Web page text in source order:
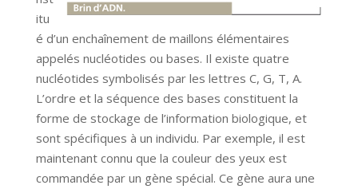
itu
é d’un enchaînement de maillons élémentaires
appelés nucléotides ou bases. Il existe quatre
nucléotides symbolisés par les lettres C, G, T, A.
L’ordre et la séquence des bases constituent la
forme de stockage de l’information biologique, et
sont spécifiques à un individu. Par exemple, il est
maintenant connu que la couleur des yeux est
commandée par un gène spécial. Ce gène aura une